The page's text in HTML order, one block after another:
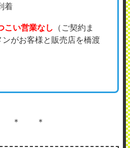
着
こい営業なし
（ご契約ま
がお客様と販売店を橋渡
＊ ＊